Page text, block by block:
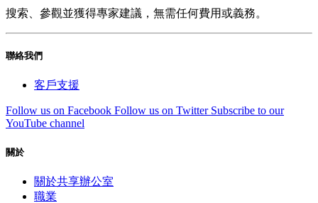
搜索、參觀並獲得專家建議，無需任何費用或義務。
聯絡我們
客戶支援
Follow us on Facebook Follow us on Twitter Subscribe to our
YouTube channel
關於
關於共享辦公室
職業